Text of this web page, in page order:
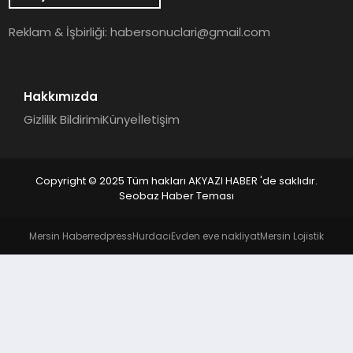
YAŞAM
Reklam & İşbirliği:habersonuclari@gmail.com
Hakkımızda
Gizlilik BildirimiKünyeİletişim
Copyright © 2025 Tüm hakları AKYAZI HABER 'de saklıdır.
Seobaz Haber Teması
Mersin HaberredpressHurdacıEvden eve nakliyatMersin Lojistik